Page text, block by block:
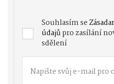
Souhlasím se
údajůpro zasílání
sdělení